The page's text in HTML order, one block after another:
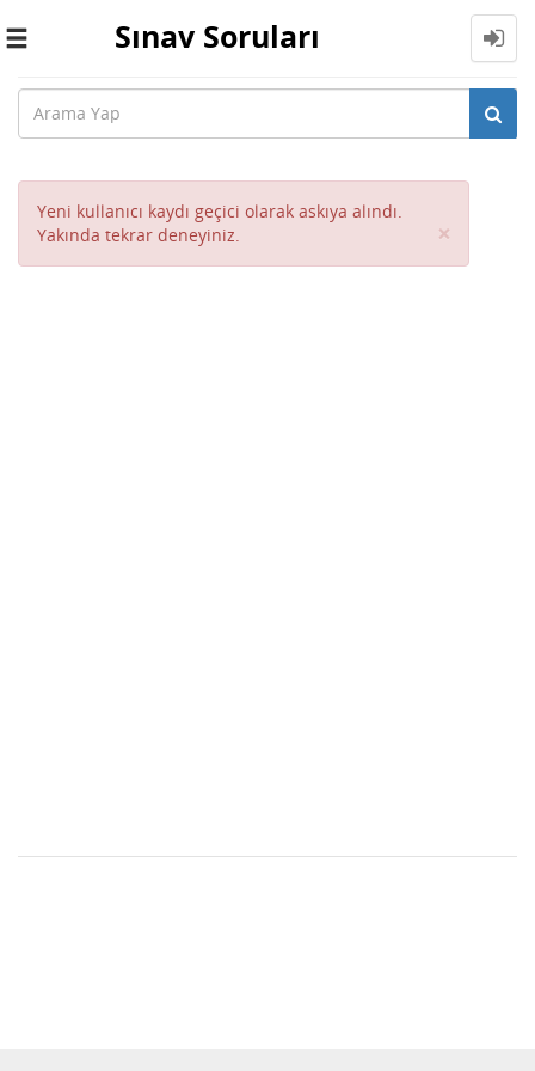
Toggle
Sınav Soruları
Yeni kullanıcı kaydı geçici olarak askıya alındı.
Yakında tekrar deneyiniz.
×